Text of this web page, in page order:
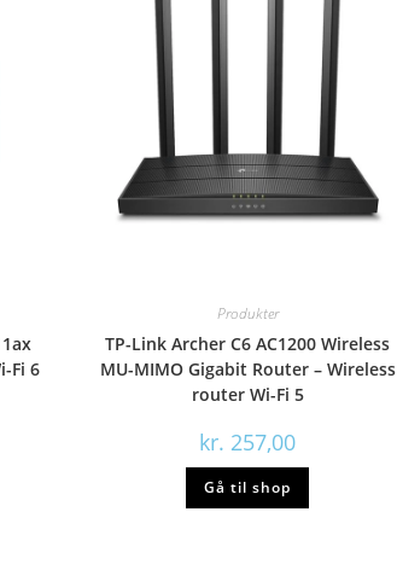
Fi 6
Produkter
TP-Link Archer C6 AC1200 Wireless
MU-MIMO Gigabit Router – Wireless
router Wi-Fi 5
kr. 257,00
Gå til shop